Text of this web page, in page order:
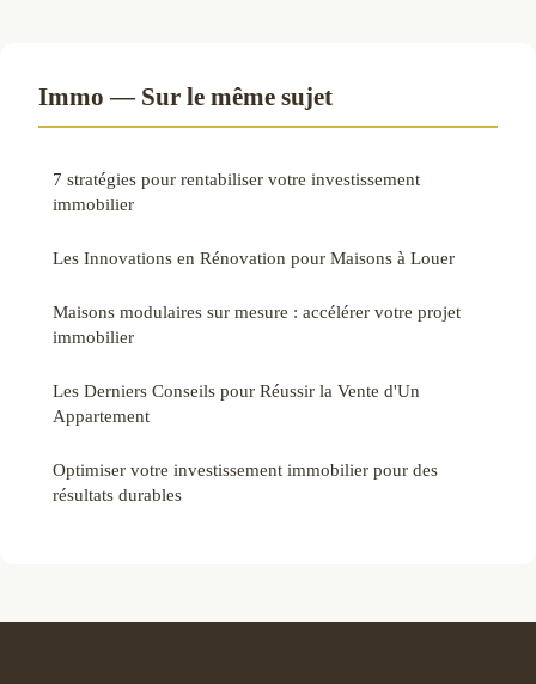
Immo — Sur le même sujet
7 stratégies pour rentabiliser votre investissement
immobilier
Les Innovations en Rénovation pour Maisons à Louer
Maisons modulaires sur mesure : accélérer votre projet
immobilier
Les Derniers Conseils pour Réussir la Vente d'Un
Appartement
Optimiser votre investissement immobilier pour des
résultats durables